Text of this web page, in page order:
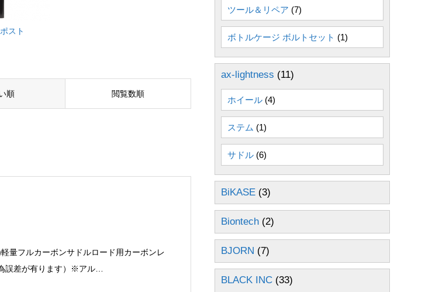
スト
順 閲覧数順
量フルカーボンサドルロード用カーボンレ
誤差が有ります）※アル…
ツール＆リペア (7)
ボトルケージ ボルトセット (1)
ax-lightness (11)
ホイール (4)
ステム (1)
サドル (6)
BiKASE (3)
Biontech (2)
BJORN (7)
BLACK INC (33)